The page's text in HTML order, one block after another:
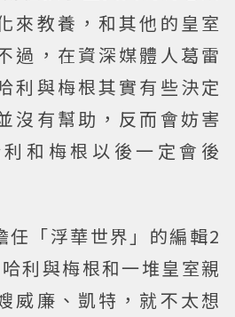
來教養，和其他的皇室
過，在資深媒體人葛雷
利與梅根其實有些決定
沒有幫助，反而會妨害
和梅根以後一定會後
任「浮華世界」的編輯2
利與梅根和一堆皇室親
威廉、凱特，就不太想